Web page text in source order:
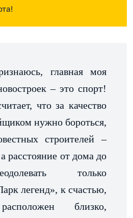
главная моя
– это спорт!
что за качество
нужно бороться,
строителей –
расстояние от дома до
только
легенд», к счастью,
близко,